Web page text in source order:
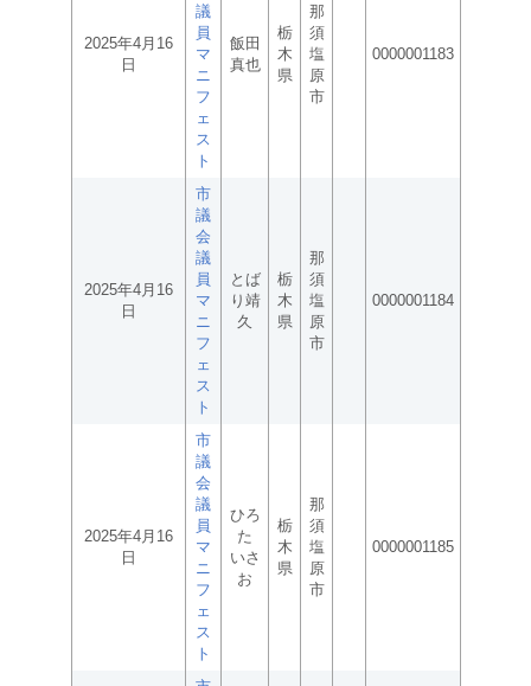
2025年4月16
日
議
員
マ
ニ
フ
ェ
ス
ト
飯田
真也
栃
木
県
那
須
塩
原
市
0000001183
2025年4月16
日
市
議
会
議
員
マ
ニ
フ
ェ
ス
ト
とば
り靖
久
栃
木
県
那
須
塩
原
市
0000001184
2025年4月16
日
市
議
会
議
員
マ
ニ
フ
ェ
ス
ト
ひろ
た
いさ
お
栃
木
県
那
須
塩
原
市
0000001185